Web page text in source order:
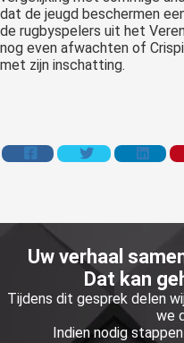
dat de jeugd beschermen
de rugbyspelers uit het
nog even afwachten of
met zijn inschatting.
Uw verhaal
Dat kan
Tijdens dit gesprek delen
we
Indien nodig